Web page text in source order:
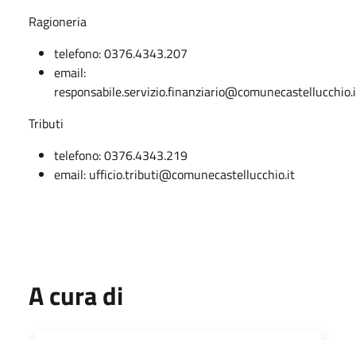
Ragioneria
telefono: 0376.4343.207
email:
Tributi
telefono: 0376.4343.219
email: ufficio.tributi@comunecastellucchio.it
A cura di